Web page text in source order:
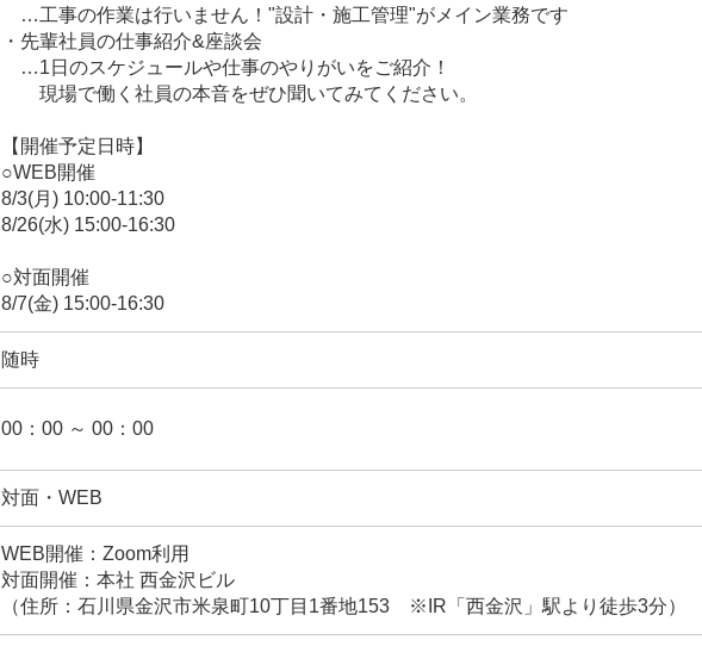
…工事の作業は行いません！"設計・施工管理"がメイン業務です
・先輩社員の仕事紹介&座談会
…1日のスケジュールや仕事のやりがいをご紹介！
現場で働く社員の本音をぜひ聞いてみてください。
【開催予定日時】
○WEB開催
8/3(月) 10:00-11:30
8/26(水) 15:00-16:30
○対面開催
8/7(金) 15:00-16:30
随時
00：00 ～ 00：00
対面・WEB
WEB開催：Zoom利用
対面開催：本社 西金沢ビル
（住所：石川県金沢市米泉町10丁目1番地153 ※IR「西金沢」駅より徒歩3分）